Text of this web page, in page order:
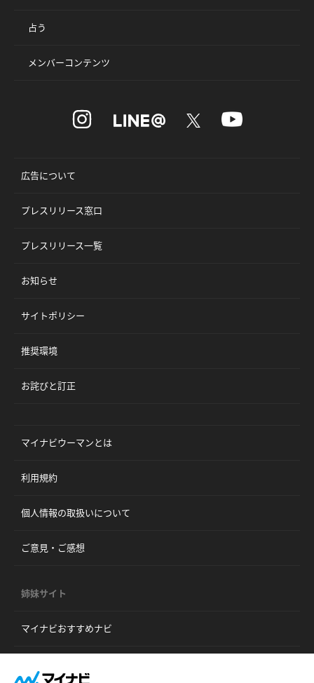
占う
メンバーコンテンツ
広告について
プレスリリース窓口
プレスリリース一覧
お知らせ
サイトポリシー
推奨環境
お詫びと訂正
マイナビウーマンとは
利用規約
個人情報の取扱いについて
ご意見・ご感想
姉妹サイト
マイナビおすすめナビ